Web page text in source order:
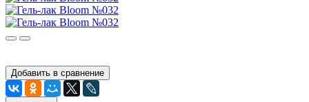
Добавить в сравнение